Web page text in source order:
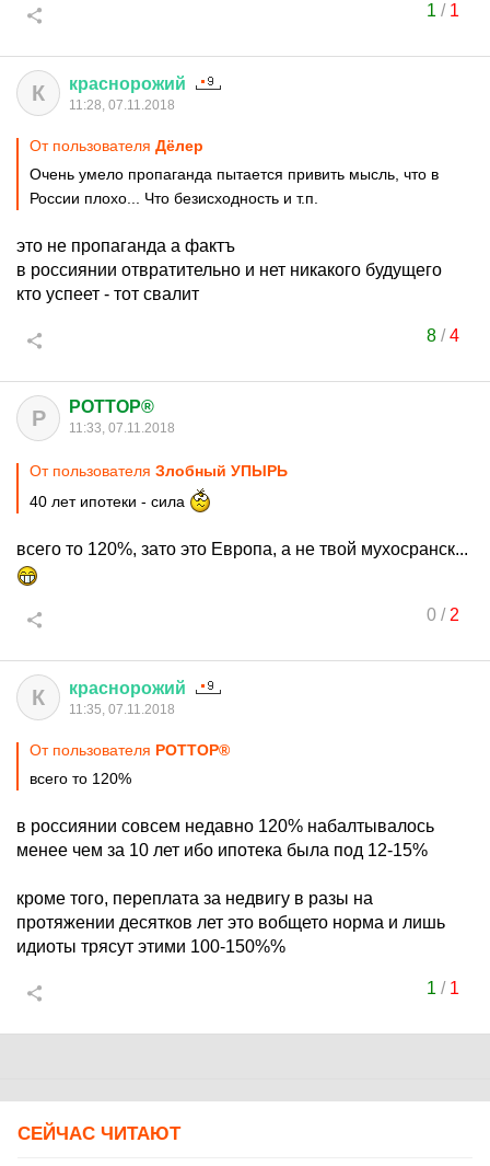
1 / 1
К краснорожий
11:28, 07.11.2018
От пользователя Дёлер
Очень умело пропаганда пытается привить мысль, что в
России плохо... Что безисходность и т.п.
это не пропаганда а фактъ
в россиянии отвратительно и нет никакого будущего
кто успеет - тот свалит
8/4
P POTTOP®
11:33, 07.11.2018
От пользователя Злобный УПЫРЬ
40 лет ипотеки - сила
всего то 120%, зато это Европа, а не твой мухосранск...
0/ 2
К краснорожий
11:35, 07.11.2018
От пользователя POTTOP®
всего то 120%
в россиянии совсем недавно 120% набалтывалось
менее чем за 10 лет ибо ипотека была под 12-15%
кроме того, переплата за недвигу в разы на
протяжении десятков лет это вобщето норма и лишь
идиоты трясут этими 100-150%%
1 / 1
СЕЙЧАС ЧИТАЮТ